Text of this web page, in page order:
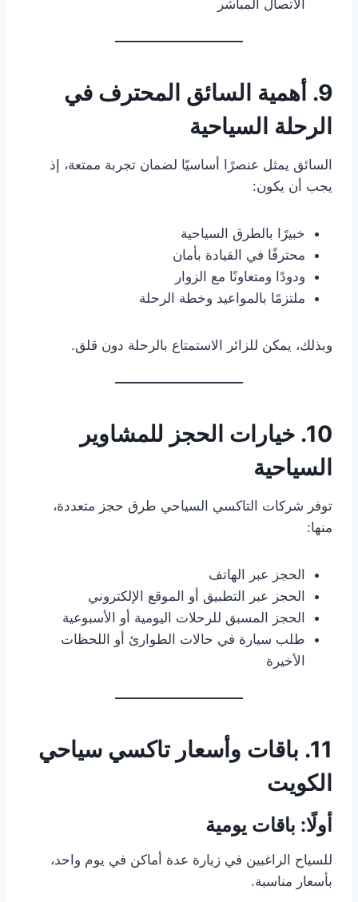
الاتصال المباشر
9. أهمية السائق المحترف في
الرحلة السياحية
السائق يمثل عنصرًا أساسيًا لضمان تجربة ممتعة، إذ
يجب أن يكون:
خبيرًا بالطرق السياحية
محترفًا في القيادة بأمان
ودودًا ومتعاونًا مع الزوار
ملتزمًا بالمواعيد وخطة الرحلة
وبذلك، يمكن للزائر الاستمتاع بالرحلة دون قلق.
10. خيارات الحجز للمشاوير
السياحية
توفر شركات التاكسي السياحي طرق حجز متعددة،
منها:
الحجز عبر الهاتف
الحجز عبر التطبيق أو الموقع الإلكتروني
الحجز المسبق للرحلات اليومية أو الأسبوعية
طلب سيارة في حالات الطوارئ أو اللحظات
الأخيرة
11. باقات وأسعار تاكسي سياحي
الكويت
أولًا: باقات يومية
للسياح الراغبين في زيارة عدة أماكن في يوم واحد،
بأسعار مناسبة.